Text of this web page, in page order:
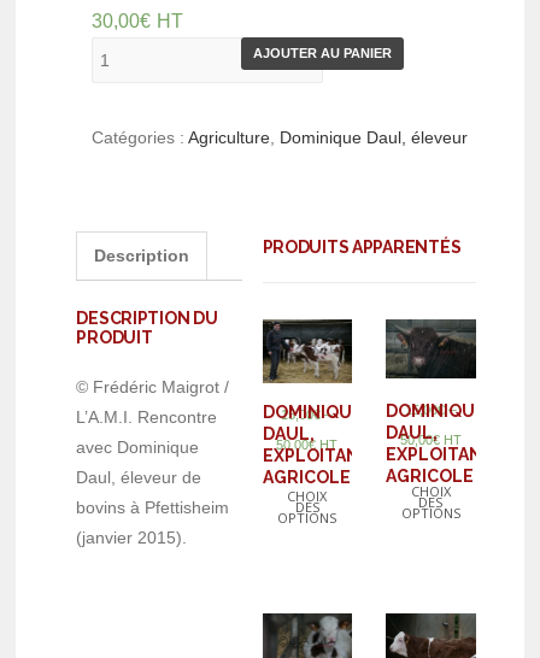
30,00€ HT
AJOUTER AU PANIER
Catégories :Agriculture Dominique Daul, éleveur
Description
DESCRIPTION DU
PRODUIT
© Frédéric Maigrot /
L’A.M.I. Rencontre
avec Dominique
Daul, éleveur de
bovins à Pfettisheim
(janvier 2015).
PRODUITS APPARENTÉS
DOMINIQUE
DAUL,
EXPLOITANT
AGRICOLE
15,00€ –
50,00€ HT
CHOIX
DES
OPTIONS
DOMINIQUE
DAUL,
EXPLOITANT
AGRICOLE
15,00€–
50,00€ HT
CHOIX
DES
OPTIONS